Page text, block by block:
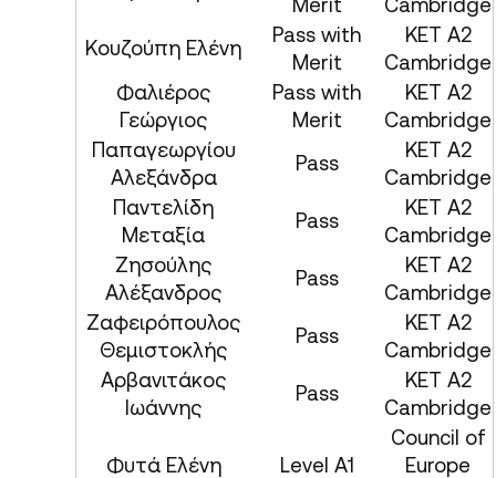
Κουζούπη Ελένη
Pass with
Merit
KET A2
Cambridge
Φαλιέρος
Γεώργιος
Pass with
Merit
KET A2
Cambridge
Παπαγεωργίου
Αλεξάνδρα
Pass
KET A2
Cambridge
Παντελίδη
Μεταξία
Pass
KET A2
Cambridge
Ζησούλης
Αλέξανδρος
Pass
KET A2
Cambridge
Ζαφειρόπουλος
Θεμιστοκλής
Pass
KET A2
Cambridge
Αρβανιτάκος
Ιωάννης
Pass
KET A2
Cambridge
Φυτά Ελένη Level A1
Council of
Europe